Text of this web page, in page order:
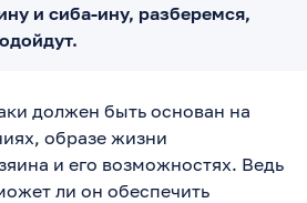
и сиба-ину, разберемся,
должен быть основан на
образе жизни
и его возможностях. Ведь
ли он обеспечить